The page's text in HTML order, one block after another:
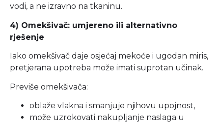
vodi, a ne izravno na tkaninu.
4) Omekšivač: umjereno ili alternativno
rješenje
Iako omekšivač daje osjećaj mekoće i ugodan miris,
pretjerana upotreba može imati suprotan učinak.
Previše omekšivača:
oblaže vlakna i smanjuje njihovu upojnost,
može uzrokovati nakupljanje naslaga u